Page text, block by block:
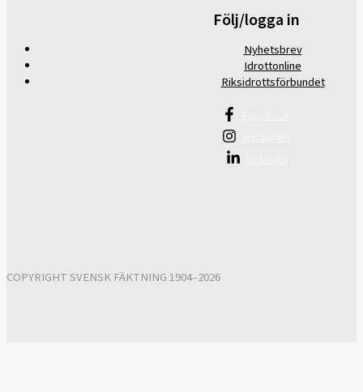
Följ/logga in
Nyhetsbrev
Idrottonline
Riksidrottsförbundet
COPYRIGHT SVENSK FÄKTNING 1904–2026